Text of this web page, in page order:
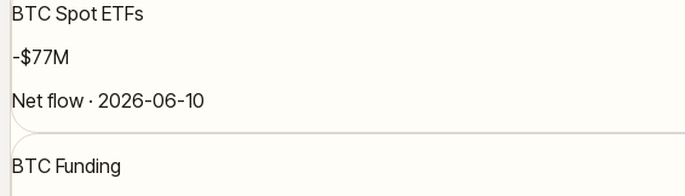
BTC Spot ETFs
-$77M
Net flow · 2026-06-10
BTC Funding